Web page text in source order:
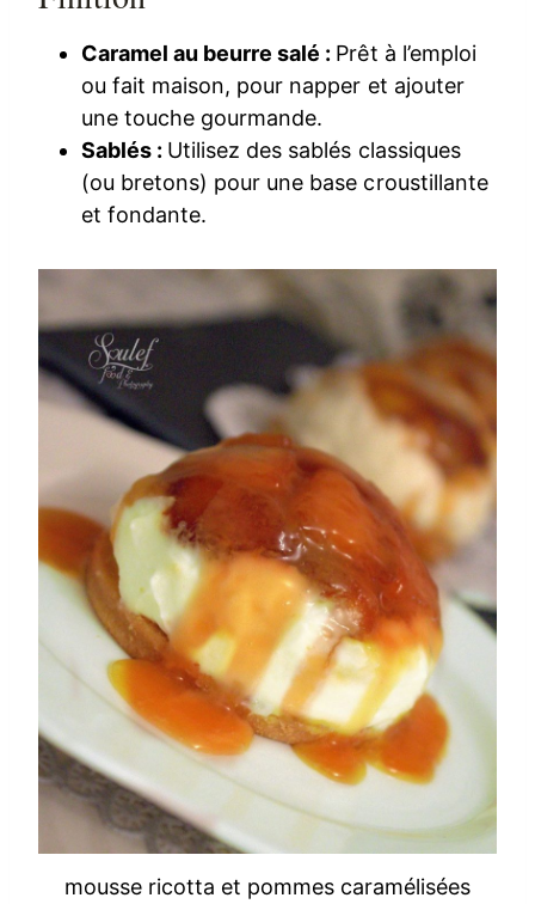
Caramel au beurre salé : Prêt à l’emploi
ou fait maison, pour napper et ajouter
une touche gourmande.
Sablés : Utilisez des sablés classiques
(ou bretons) pour une base croustillante
et fondante.
mousse ricotta et pommes caramélisées